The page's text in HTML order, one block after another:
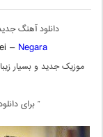
دانلود آهنگ
– Negara
موزیک جدید و بسیار
” برای